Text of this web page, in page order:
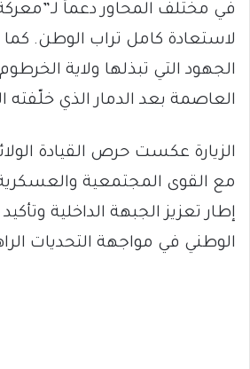
في مختلف المحاور دعماً
لاستعادة كامل تراب الوطن. كما
الجهود التي تبذلها ولاية الخرطوم
العاصمة بعد الدمار الذي خلّفته
الزيارة عكست حرص القيادة
مع القوى المجتمعية
إطار تعزيز الجبهة الداخلية
الوطني في مواجهة التحديات